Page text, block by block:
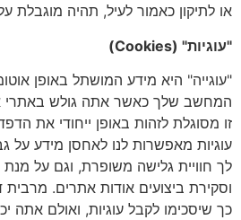
או לתיקון כאמור לעיל, תהיה מוגבלת
"עוגיות" (Cookies)
"עוגייה" היא מידע המושתל באופן
המחשב שלך כאשר אתה גולש באתרי
זו מסוגלת לזהות באופן ייחודי את
עוגיות מאפשרות לנו לאחסן מידע
לך חוויית גלישה משופרת, וגם על מנת
וסקירת ביצועים אודות אתרים.
כך שיסכימו לקבל עוגיות, ואולם אתה